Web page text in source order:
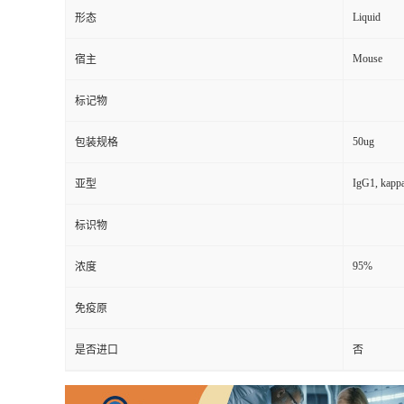
形态 Liquid
宿主 Mouse
标记物
包装规格 50ug
亚型 IgG1,
标识物
浓度 95%
免疫原
是否进口 否